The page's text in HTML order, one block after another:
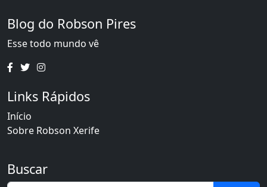
Blog do Robson Pires
Esse todo mundo vê
Links Rápidos
Início
Sobre Robson Xerife
Buscar